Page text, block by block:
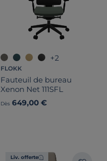
+2
FLOKK
Fauteuil de bureau
Xenon Net 111SFL
Dès 649,00 €
Liv. offerte